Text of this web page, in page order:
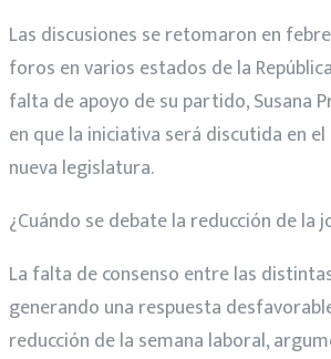
Las discusiones se retomaron en
foros en varios estados de la
falta de apoyo de su partido, Susana
en que la iniciativa será discutida en
nueva legislatura.
¿Cuándo se debate la reducción de la
La falta de consenso entre las
generando una respuesta
reducción de la semana laboral,